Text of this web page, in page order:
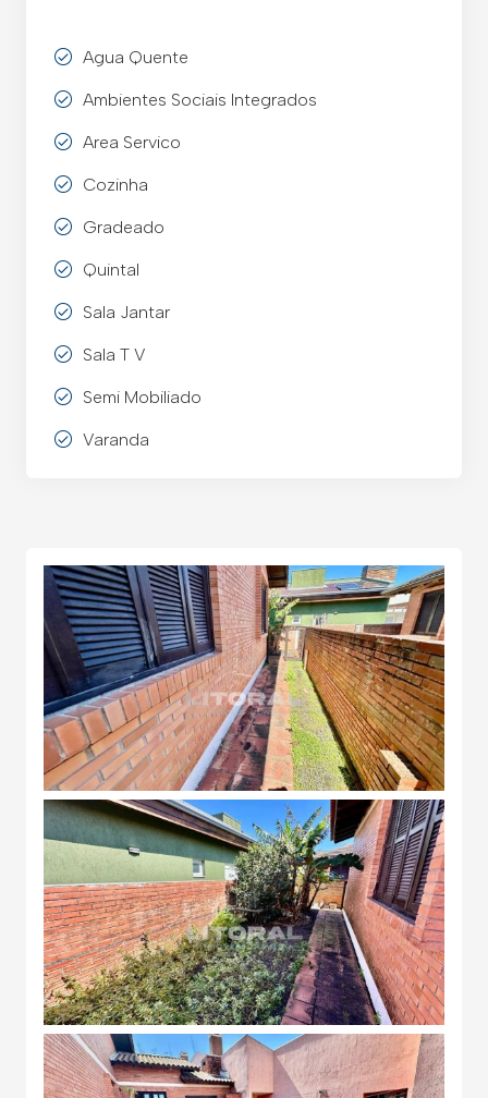
Agua Quente
Ambientes Sociais Integrados
Area Servico
Cozinha
Gradeado
Quintal
Sala Jantar
Sala T V
Semi Mobiliado
Varanda